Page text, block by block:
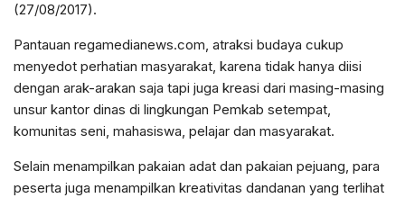
(27/08/2017).
Pantauan regamedianews.com, atraksi budaya cukup
menyedot perhatian masyarakat, karena tidak hanya diisi
dengan arak-arakan saja tapi juga kreasi dari masing-masing
unsur kantor dinas di lingkungan Pemkab setempat,
komunitas seni, mahasiswa, pelajar dan masyarakat.
Selain menampilkan pakaian adat dan pakaian pejuang, para
peserta juga menampilkan kreativitas dandanan yang terlihat